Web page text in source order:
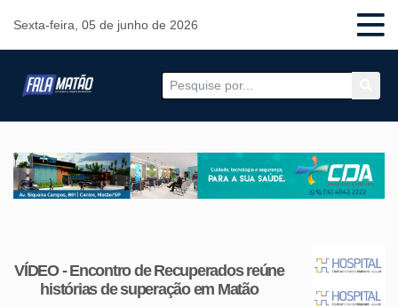
Sexta-feira, 05 de junho de 2026
VÍDEO - Encontro de Recuperados reúne
histórias de superação em Matão